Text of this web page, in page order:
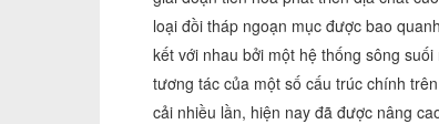
loại đồi tháp ngoạn mục được bao
kết với nhau bởi một hệ thống sông
tương tác của một số cấu trúc chính
cải nhiều lần, hiện nay đã được nâng